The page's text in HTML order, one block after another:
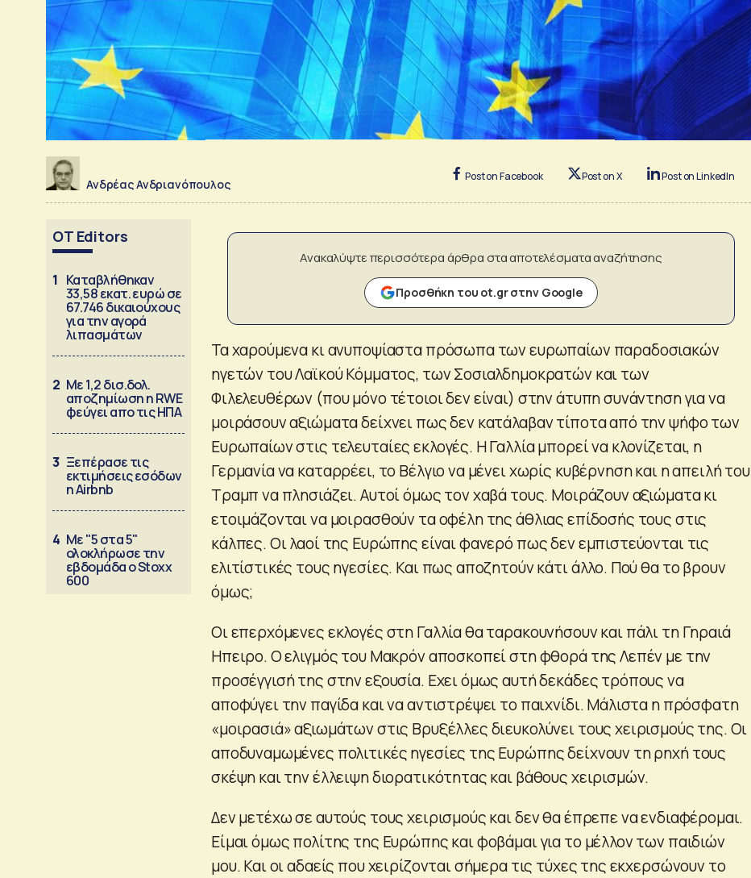
Ανδρέας Ανδριανόπουλος
Post on Facebook Post on X Post on LinkedIn
OT Editors
1 Καταβλήθηκαν
33,58 εκατ. ευρώ σε
67.746 δικαιούχους
για την αγορά
λιπασμάτων
2 Με 1,2 δισ.δολ.
αποζημίωση η RWE
φεύγει απο τις ΗΠΑ
3 Ξεπέρασε τις
εκτιμήσεις εσόδων
η Airbnb
4 Με "5 στα 5"
ολοκλήρωσε την
εβδομάδα ο Stoxx
600
Ανακαλύψτε περισσότερα άρθρα στα αποτελέσματα αναζήτησης
Προσθήκη του ot.gr στην Google
Τα χαρούμενα κι ανυποψίαστα πρόσωπα των ευρωπαίων παραδοσιακών
ηγετών του Λαϊκού Κόμματος, των Σοσιαλδημοκρατών και των
Φιλελευθέρων (που μόνο τέτοιοι δεν είναι) στην άτυπη συνάντηση για να
μοιράσουν αξιώματα δείχνει πως δεν κατάλαβαν τίποτα από την ψήφο των
Ευρωπαίων στις τελευταίες εκλογές. Η Γαλλία μπορεί να κλονίζεται, η
Γερμανία να καταρρέει, το Βέλγιο να μένει χωρίς κυβέρνηση και η απειλή του
Τραμπ να πλησιάζει. Αυτοί όμως τον χαβά τους. Μοιράζουν αξιώματα κι
ετοιμάζονται να μοιρασθούν τα οφέλη της άθλιας επίδοσής τους στις
κάλπες. Οι λαοί της Ευρώπης είναι φανερό πως δεν εμπιστεύονται τις
ελιτίστικές τους ηγεσίες. Και πως αποζητούν κάτι άλλο. Πού θα το βρουν
όμως;
Οι επερχόμενες εκλογές στη Γαλλία θα ταρακουνήσουν και πάλι τη Γηραιά
Ηπειρο. Ο ελιγμός του Μακρόν αποσκοπεί στη φθορά της Λεπέν με την
προσέγγισή της στην εξουσία. Εχει όμως αυτή δεκάδες τρόπους να
αποφύγει την παγίδα και να αντιστρέψει το παιχνίδι. Μάλιστα η πρόσφατη
«μοιρασιά» αξιωμάτων στις Βρυξέλλες διευκολύνει τους χειρισμούς της. Οι
αποδυναμωμένες πολιτικές ηγεσίες της Ευρώπης δείχνουν τη ρηχή τους
σκέψη και την έλλειψη διορατικότητας και βάθους χειρισμών.
Δεν μετέχω σε αυτούς τους χειρισμούς και δεν θα έπρεπε να ενδιαφέρομαι.
Είμαι όμως πολίτης της Ευρώπης και φοβάμαι για το μέλλον των παιδιών
μου. Και οι αδαείς που χειρίζονται σήμερα τις τύχες της εκχερσώνουν το